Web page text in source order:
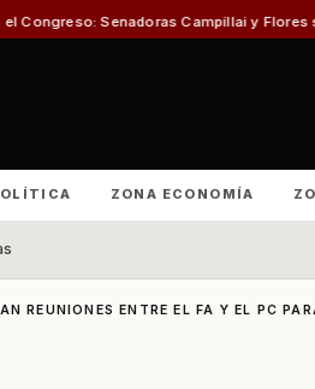
Campillai y Flores se enfrentaron
ZONA ECONOMÍA
REUNIONES ENTRE EL FA Y EL PC